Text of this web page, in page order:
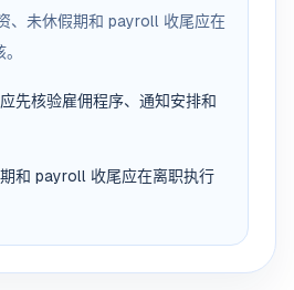
、未休假期和 payroll 收尾应在
先核验雇佣程序、通知安排和
和 payroll 收尾应在离职执行